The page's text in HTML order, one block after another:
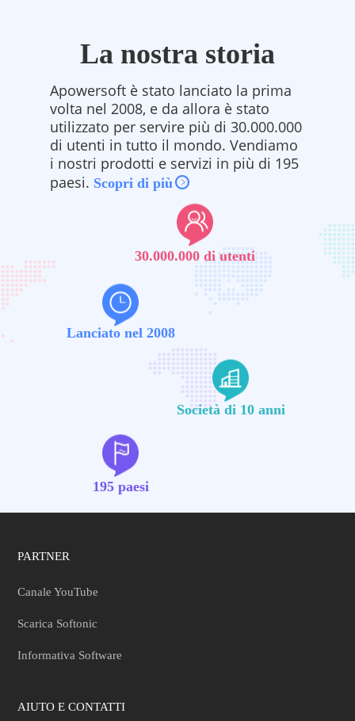
La nostra storia
Apowersoft è stato lanciato la prima
volta nel 2008, e da allora è stato
utilizzato per servire più di 30.000.000
di utenti in tutto il mondo. Vendiamo
i nostri prodotti e servizi in più di 195
paesi. Scopri di più
30.000.000 di utenti
Lanciato nel 2008
Società di 10 anni
195 paesi
PARTNER
Canale YouTube
Scarica Softonic
Informativa Software
AIUTO E CONTATTI